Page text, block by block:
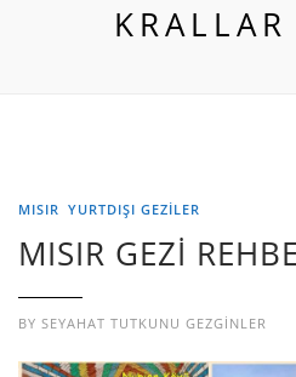
MISIR YURTDIŞI GEZILER
MISIR GEZİ
BY SEYAHAT TUTKUNU GEZGINLER